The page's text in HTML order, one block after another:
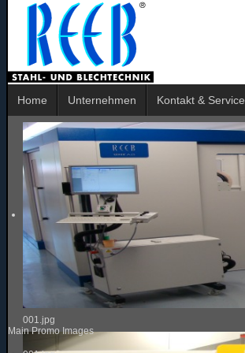
Home Unternehmen Kontakt & Service
001.jpg
Main Promo Images